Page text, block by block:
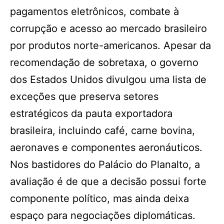
pagamentos eletrônicos, combate à
corrupção e acesso ao mercado brasileiro
por produtos norte-americanos. Apesar da
recomendação de sobretaxa, o governo
dos Estados Unidos divulgou uma lista de
exceções que preserva setores
estratégicos da pauta exportadora
brasileira, incluindo café, carne bovina,
aeronaves e componentes aeronáuticos.
Nos bastidores do Palácio do Planalto, a
avaliação é de que a decisão possui forte
componente político, mas ainda deixa
espaço para negociações diplomáticas.